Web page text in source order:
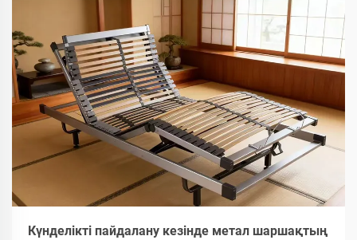
Күнделікті пайдалану кезінде метал шаршақтың